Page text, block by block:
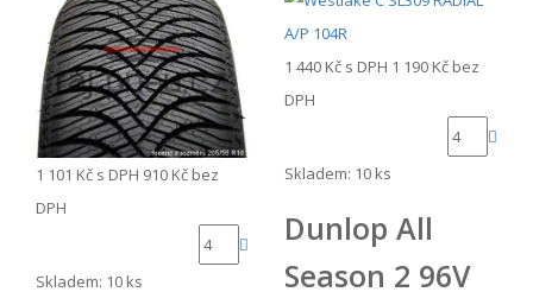
1 101 Kč s DPH 910 Kč bez
DPH
Skladem: 10 ks
1 440 Kč s DPH 1 190 Kč bez
DPH
Skladem: 10 ks
Dunlop All
Season 2 96V